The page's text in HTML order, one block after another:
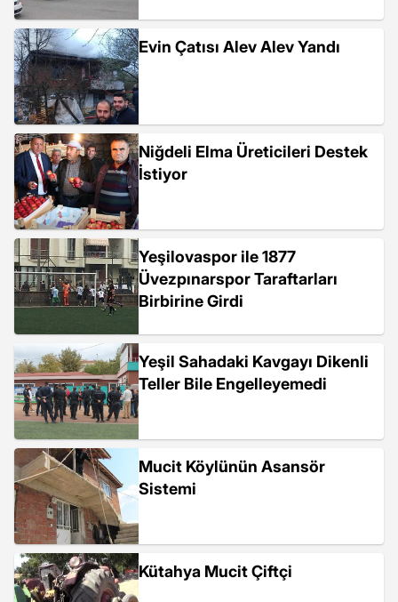
Evin Çatısı Alev Alev Yandı
Niğdeli Elma Üreticileri Destek
İstiyor
Yeşilovaspor ile 1877
Üvezpınarspor Taraftarları
Birbirine Girdi
Yeşil Sahadaki Kavgayı Dikenli
Teller Bile Engelleyemedi
Mucit Köylünün Asansör
Sistemi
Kütahya Mucit Çiftçi